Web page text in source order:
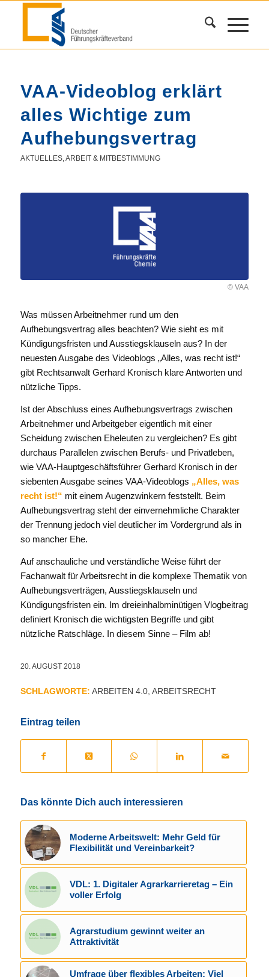
VAA-Videoblog erklärt
alles Wichtige zum
Aufhebungsvertrag
AKTUELLES,ARBEIT & MITBESTIMMUNG
© VAA
Was müssen Arbeitnehmer rund um den
Aufhebungsvertrag alles beachten? Wie sieht es mit
Kündigungsfristen und Ausstiegsklauseln aus? In der
neuesten Ausgabe des Videoblogs „Alles, was recht ist!“
gibt Rechtsanwalt Gerhard Kronisch klare Antworten und
nützliche Tipps.
Ist der Abschluss eines Aufhebungsvertrags zwischen
Arbeitnehmer und Arbeitgeber eigentlich mit einer
Scheidung zwischen Eheleuten zu vergleichen? Es gibt
durchaus Parallelen zwischen Berufs- und Privatleben,
wie VAA-Hauptgeschäftsführer Gerhard Kronisch in der
siebenten Ausgabe seines VAA-Videoblogs „Alles, was
recht ist!“ mit einem Augenzwinkern feststellt. Beim
Aufhebungsvertrag steht der einvernehmliche Charakter
der Trennung jedoch viel deutlicher im Vordergrund als in
so mancher Ehe.
Auf anschauliche und verständliche Weise führt der
Fachanwalt für Arbeitsrecht in die komplexe Thematik von
Aufhebungsverträgen, Ausstiegsklauseln und
Kündigungsfristen ein. Im dreieinhalbminütigen Vlogbeitrag
definiert Kronisch die wichtigsten Begriffe und gibt
nützliche Ratschläge. In diesem Sinne – Film ab!
20. AUGUST 2018
SCHLAGWORTE: ARBEITEN 4.0, ARBEITSRECHT
Eintrag teilen
Das könnte Dich auch interessieren
Moderne Arbeitswelt: Mehr Geld für
Flexibilität und Vereinbarkeit?
VDL: 1. Digitaler Agrarkarrieretag – Ein
voller Erfolg
Agrarstudium gewinnt weiter an
Attraktivität
Umfrage über flexibles Arbeiten: Viel